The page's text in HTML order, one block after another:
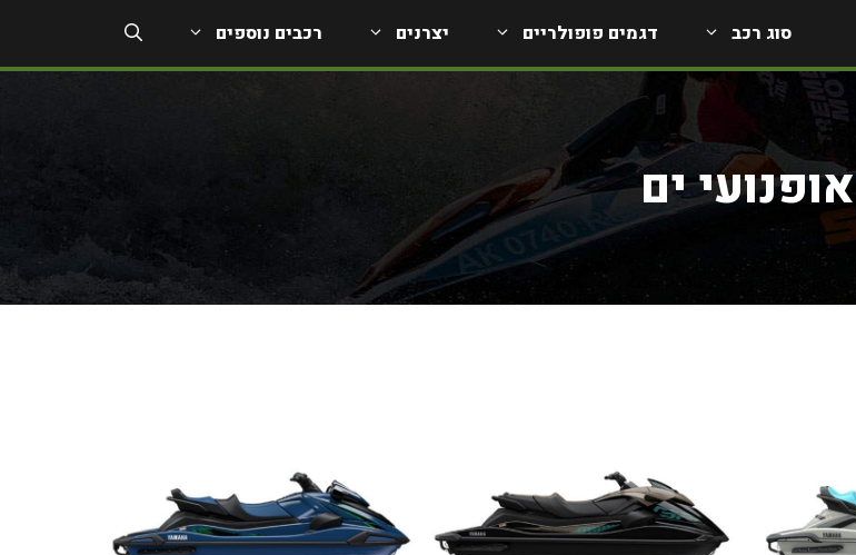
סוג רכב דגמים פופולריים יצרנים רכבים נוספים
אופנועי ים